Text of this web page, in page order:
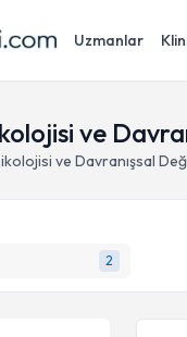
Uzmanlar
ve
ve Davranışsal
2